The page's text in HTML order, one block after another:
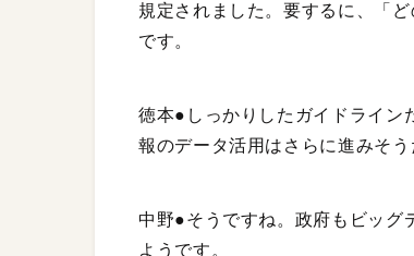
規定されました。要するに、「
です。
徳本●しっかりしたガイドライン
報のデータ活用はさらに進みそう
中野●そうですね。政府もビッグ
ようです。